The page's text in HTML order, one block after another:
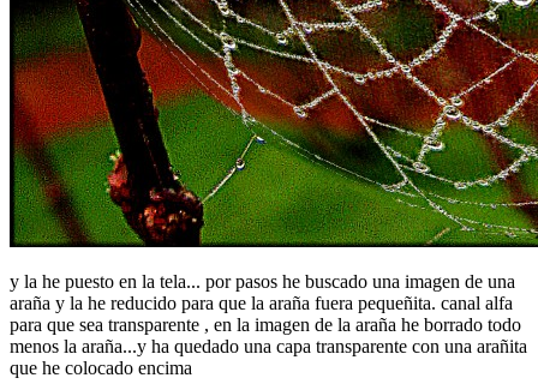
y la he puesto en la tela... por pasos he buscado una imagen de una
araña y la he reducido para que la araña fuera pequeñita. canal alfa
para que sea transparente , en la imagen de la araña he borrado todo
menos la araña...y ha quedado una capa transparente con una arañita
que he colocado encima